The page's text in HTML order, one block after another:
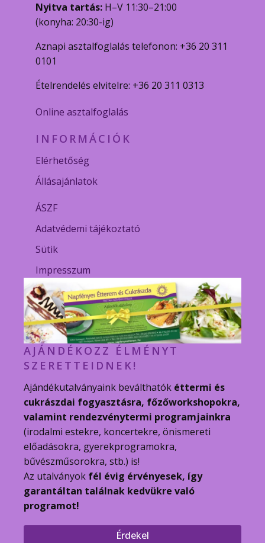
Nyitva tartás: H–V 11:30–21:00
(konyha: 20:30-ig)
Aznapi asztalfoglalás telefonon: +36 20 311
0101
Ételrendelés elvitelre: +36 20 311 0313
Online asztalfoglalás
INFORMÁCIÓK
Elérhetőség
Állásajánlatok
ÁSZF
Adatvédemi tájékoztató
Sütik
Impresszum
AJÁNDÉKOZZ ÉLMÉNYT
SZERETTEIDNEK!
Ajándékutalványaink beválthatók éttermi és
cukrászdai fogyasztásra, főzőworkshopokra,
valamint rendezvénytermi programjainkra
(irodalmi estekre, koncertekre, önismereti
előadásokra, gyerekprogramokra,
bűvészműsorokra, stb.) is!
Az utalványok fél évig érvényesek, így
garantáltan találnak kedvükre való
programot!
Érdekel